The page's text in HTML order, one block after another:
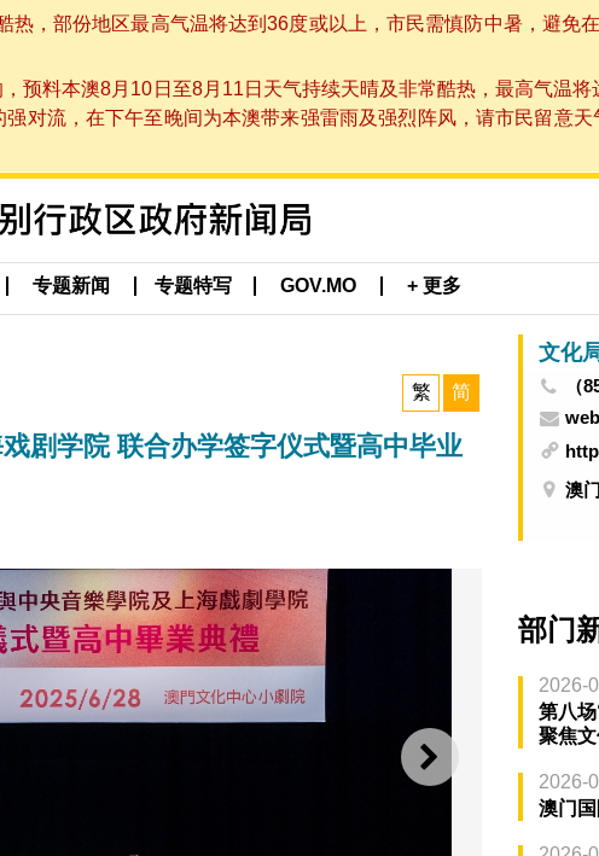
，部份地区最高气温将达到36度或以上，市民需慎防中暑，避免
预料本澳8月10日至8月11日天气持续天晴及非常酷热，最高气温
对流，在下午至晚间为本澳带来强雷雨及强烈阵风，请市民留意
专题新闻 专题特写 GOV.MO + 更多
繁 简
剧学院 联合办学签字仪式暨高中毕业
下一则
文化
（
澳
部门
2026-
第八
聚焦
2026-
澳门